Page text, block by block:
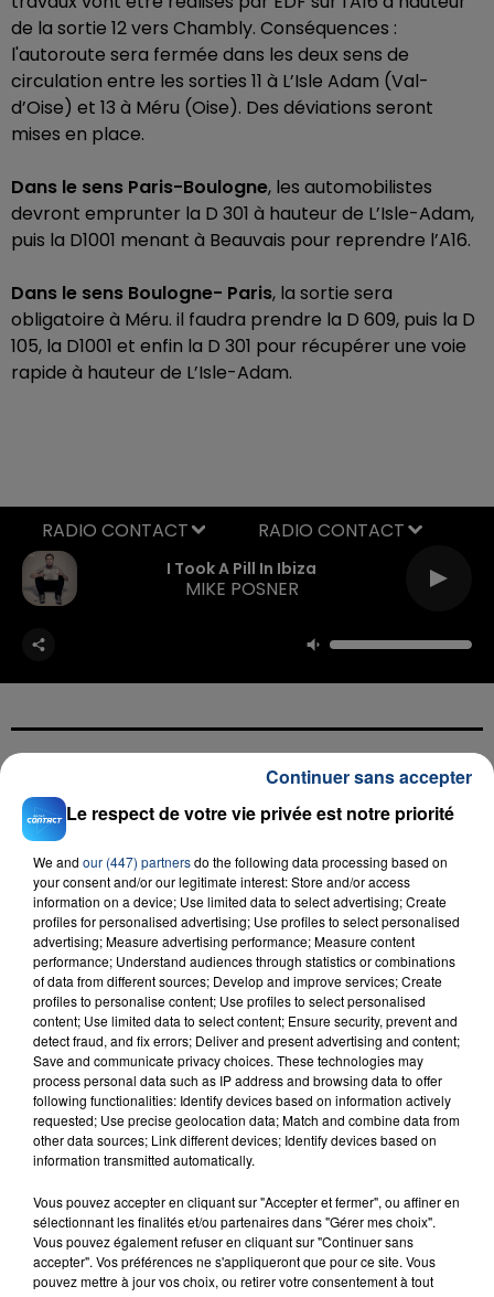
de la sortie 12 vers Chambly. Conséquences :
l'autoroute sera fermée dans les deux sens de
circulation entre les sorties 11 à L’Isle Adam (Val-
d’Oise) et 13 à Méru (Oise). Des déviations seront
mises en place.
Dans le sens Paris-Boulogne, les automobilistes
devront emprunter la D 301 à hauteur de L’Isle-Adam,
puis la D1001 menant à Beauvais pour reprendre l’A16.
Dans le sens Boulogne- Paris, la sortie sera
obligatoire à Méru. il faudra prendre la D 609, puis la D
105, la D1001 et enfin la D 301 pour récupérer une voie
rapide à hauteur de L’Isle-Adam.
I Took A Pill In Ibiza
MIKE POSNER
RADIO CONTACT
FIL D'ACTU
23 juillet 2026
INCENDIE MORTEL À LENS : UNE FEMME ET
SON BÉBÉ ENTRE LA VIE ET LA...
Un homme s'est immolé par le feu après avoir
aspergé sa compagne et leur bébé de trois mois
d'un liquide inflammable.
20 juillet 2026
Le respect de votre vie privée est notre priorité
We and our (447) partnersdo the following data processing based on
your consent and/or our legitimate interest: Store and/or access
information on a device; Use limited data to select advertising; Create
profiles for personalised advertising; Use profiles to select personalised
advertising; Measure advertising performance; Measure content
performance; Understand audiences through statistics or combinations
of data from different sources; Develop and improve services; Create
profiles to personalise content; Use profiles to select personalised
content; Use limited data to select content; Ensure security, prevent and
detect fraud, and fix errors; Deliver and present advertising and content;
Save and communicate privacy choices. These technologies may
process personal data such as IP address and browsing data to offer
following functionalities: Identify devices based on information actively
requested; Use precise geolocation data; Match and combine data from
other data sources; Link different devices; Identify devices based on
information transmitted automatically.
Vous pouvez accepter en cliquant sur "Accepter et fermer", ou affiner en
sélectionnant les finalités et/ou partenaires dans "Gérer mes choix".
Vous pouvez également refuser en cliquant sur "Continuer sans
accepter". Vos préférences ne s'appliqueront que pour ce site. Vous
pouvez mettre à jour vos choix, ou retirer votre consentement à tout
Continuer sans accepter